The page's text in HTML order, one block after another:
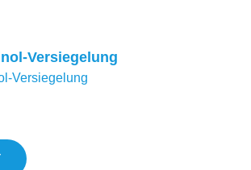
Versiegelung
Versiegelung